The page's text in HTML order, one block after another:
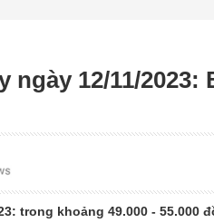
ngày 12/11/
trong khoảng 49.000 - 55.000